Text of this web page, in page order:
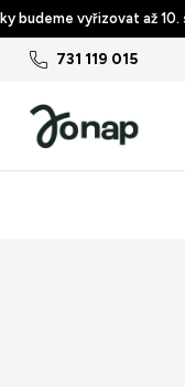
budeme vyřizovat až
731 119 015Podmínky